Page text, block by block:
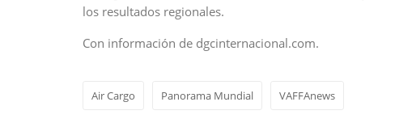
los resultados regionales.
Con información de dgcinternacional.com.
Air Cargo Panorama Mundial VAFFAnews